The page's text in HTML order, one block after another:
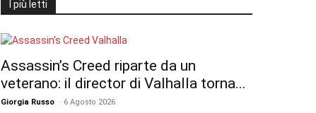
I più letti
Assassin’s Creed riparte da un
veterano: il director di Valhalla torna...
Giorgia Russo - 6 Agosto 2026